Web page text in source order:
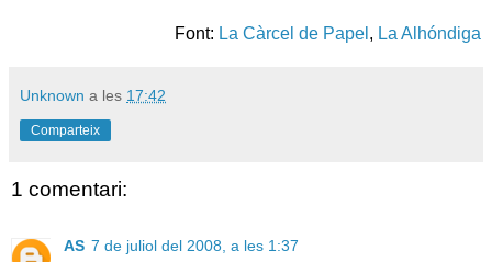
Font: La Càrcel de Papel , La Alhóndiga
Unknown a les 17:42
Comparteix
1 comentari:
AS 7 de juliol del 2008, a les 1:37